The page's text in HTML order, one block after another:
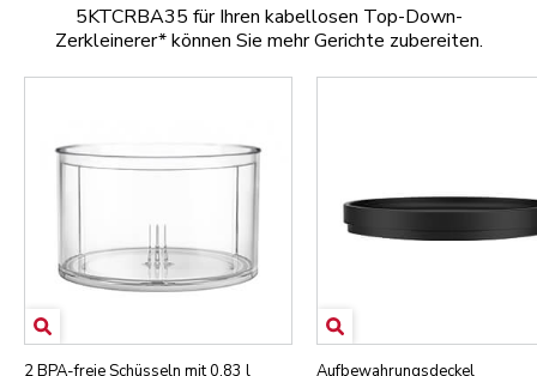
5KTCRBA35 für Ihren kabellosen Top-Down-
Zerkleinerer* können Sie mehr Gerichte zubereiten.